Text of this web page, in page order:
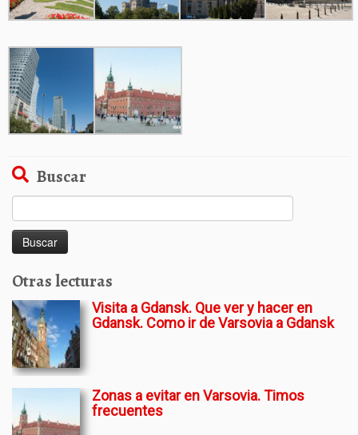
Buscar
Otras lecturas
Visita a Gdansk. Que ver y hacer en
Gdansk. Como ir de Varsovia a Gdansk
Zonas a evitar en Varsovia. Timos
frecuentes